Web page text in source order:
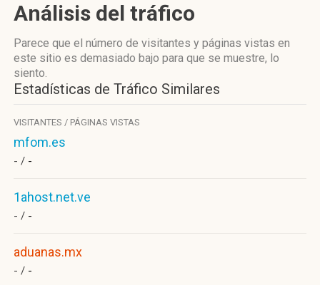
Análisis del tráfico
Parece que el número de visitantes y páginas vistas en
este sitio es demasiado bajo para que se muestre, lo
siento.
Estadísticas de Tráfico Similares
VISITANTES / PÁGINAS VISTAS
mfom.es
- / -
1ahost.net.ve
- / -
aduanas.mx
- / -